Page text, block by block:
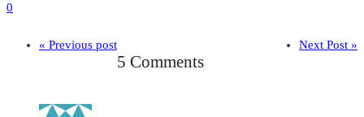
0
« Previous post Next Post »
5 Comments